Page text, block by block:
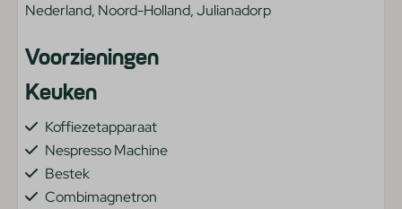
Nederland, Noord-Holland, Julianadorp
Voorzieningen
Keuken
Koffiezetapparaat
Nespresso Machine
Bestek
Combimagnetron